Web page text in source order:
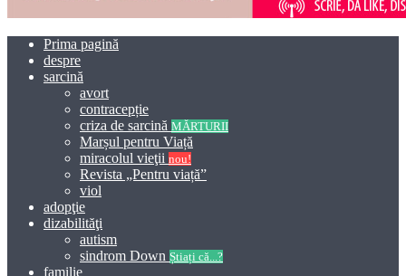
Prima pagină
despre
sarcină
avort
contracepție
criza de sarcină MĂRTURII
Marșul pentru Viață
miracolul vieţii nou!
Revista „Pentru viață”
viol
adopţie
dizabilităţi
autism
sindrom Down Știați că...?
familie